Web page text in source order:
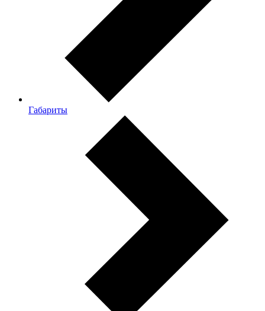
Габариты